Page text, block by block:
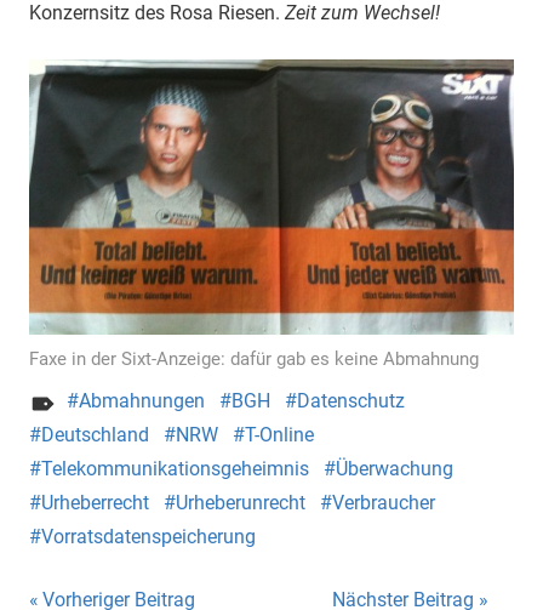
Konzernsitz des Rosa Riesen. Zeit zum Wechsel!
Faxe in der Sixt-Anzeige: dafür gab es keine Abmahnung
Abmahnungen BGH
Datenschutz
Deutschland
NRW
T-Online
Telekommunikationsgeheimnis
Überwachung
Urheberrecht
Urheberunrecht
Verbraucher
Vorratsdatenspeicherung
Vorheriger Beitrag Nächster Beitrag